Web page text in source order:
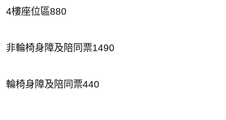
4樓座位區880
非輪椅身障及陪同票1490
輪椅身障及陪同票440